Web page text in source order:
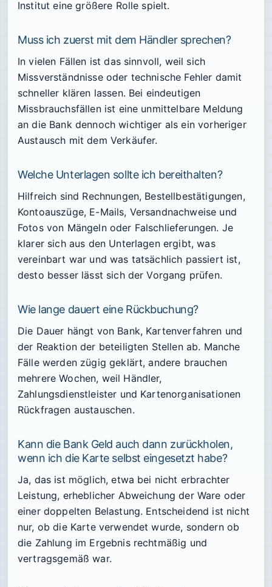
Institut eine größere Rolle spielt.
Muss ich zuerst mit dem Händler sprechen?
In vielen Fällen ist das sinnvoll, weil sich
Missverständnisse oder technische Fehler damit
schneller klären lassen. Bei eindeutigen
Missbrauchsfällen ist eine unmittelbare Meldung
an die Bank dennoch wichtiger als ein vorheriger
Austausch mit dem Verkäufer.
Welche Unterlagen sollte ich bereithalten?
Hilfreich sind Rechnungen, Bestellbestätigungen,
Kontoauszüge, E-Mails, Versandnachweise und
Fotos von Mängeln oder Falschlieferungen. Je
klarer sich aus den Unterlagen ergibt, was
vereinbart war und was tatsächlich passiert ist,
desto besser lässt sich der Vorgang prüfen.
Wie lange dauert eine Rückbuchung?
Die Dauer hängt von Bank, Kartenverfahren und
der Reaktion der beteiligten Stellen ab. Manche
Fälle werden zügig geklärt, andere brauchen
mehrere Wochen, weil Händler,
Zahlungsdienstleister und Kartenorganisationen
Rückfragen austauschen.
Kann die Bank Geld auch dann zurückholen,
wenn ich die Karte selbst eingesetzt habe?
Ja, das ist möglich, etwa bei nicht erbrachter
Leistung, erheblicher Abweichung der Ware oder
einer doppelten Belastung. Entscheidend ist nicht
nur, ob die Karte verwendet wurde, sondern ob
die Zahlung im Ergebnis rechtmäßig und
vertragsgemäß war.